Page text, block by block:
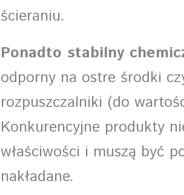
ścieraniu.
Ponadto stabilny
odporny na ostre środki
rozpuszczalniki (do
Konkurencyjne produkty
właściwości i muszą być
nakładane.